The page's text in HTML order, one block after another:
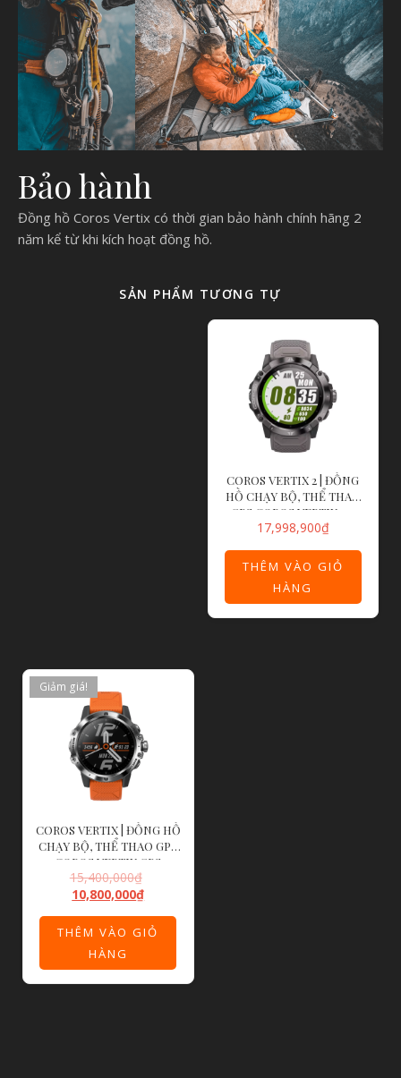
Bảo hành
Đồng hồ Coros Vertix có thời gian bảo hành chính hãng 2
năm kể từ khi kích hoạt đồng hồ.
SẢN PHẨM TƯƠNG TỰ
COROS VERTIX 2 | ĐỒNG
HỒ CHẠY BỘ, THỂ THAO
GPS COROS VERTIX 2 –
OBSIDIAN
17,998,900₫
THÊM VÀO GIỎ
HÀNG
Giảm giá!
COROS VERTIX | ĐỒNG HỒ
CHẠY BỘ, THỂ THAO GPS
COROS VERTIX GPS
ADVENTURE – FIRE
DRAGON
15,400,000₫
10,800,000₫
THÊM VÀO GIỎ
HÀNG